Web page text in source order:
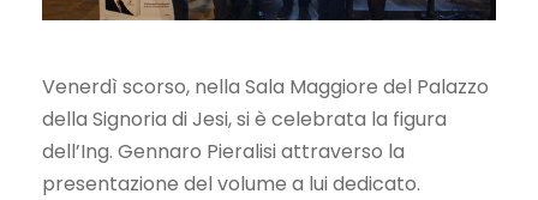
Venerdì scorso, nella Sala Maggiore del Palazzo
della Signoria di Jesi, si è celebrata la figura
dell’Ing. Gennaro Pieralisi attraverso la
presentazione del volume a lui dedicato.